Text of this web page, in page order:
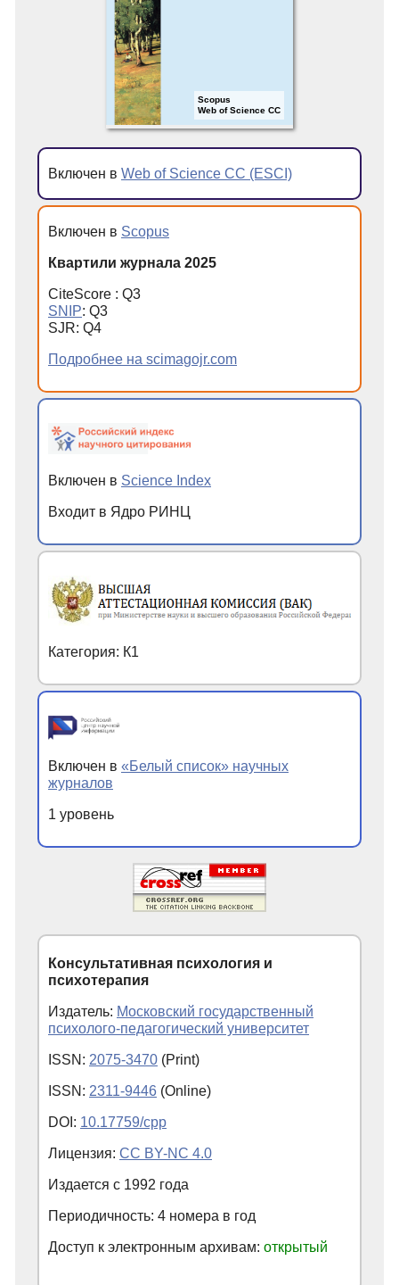
Scopus
Web of Science CC
Включен в Web of Science CC (ESCI)
Включен в Scopus
Квартили журнала 2025
CiteScore : Q3
SNIP: Q3
SJR: Q4
Подробнее на scimagojr.com
Включен в Science Index
Входит в Ядро РИНЦ
Категория: К1
Включен в «Белый список» научных
журналов
1 уровень
Консультативная психология и
психотерапия
Издатель: Московский государственный
психолого-педагогический университет
ISSN: 2075-3470 (Print)
ISSN: 2311-9446 (Online)
DOI: 10.17759/cpp
Лицензия: CC BY-NC 4.0
Издается с 1992 года
Периодичность: 4 номера в год
Доступ к электронным архивам: открытый